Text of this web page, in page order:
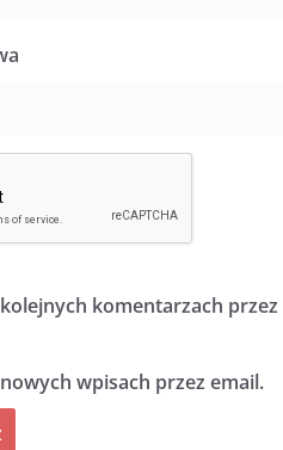
komentarzach przez
wpisach przez email.